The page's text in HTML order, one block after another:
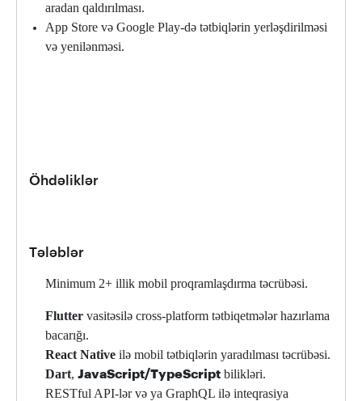
aradan qaldırılması.
App Store və Google Play-də tətbiqlərin yerləşdirilməsi
və yenilənməsi.
Öhdəliklər
Tələblər
Minimum 2+ illik mobil proqramlaşdırma təcrübəsi.
Flutter vasitəsilə cross-platform tətbiqetmələr hazırlama
bacarığı.
React Native ilə mobil tətbiqlərin yaradılması təcrübəsi.
Dart, JavaScript/TypeScript bilikləri.
RESTful API-lər və ya GraphQL ilə inteqrasiya